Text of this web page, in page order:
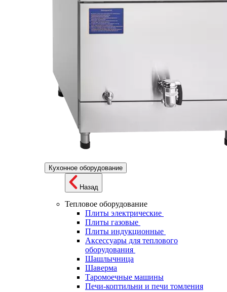
Кухонное оборудование
Назад
Тепловое оборудование
Плиты электрические
Плиты газовые
Плиты индукционные
Аксессуары для теплового
оборудования
Шашлычница
Шаверма
Таромоечные машины
Печи-коптильни и печи томления